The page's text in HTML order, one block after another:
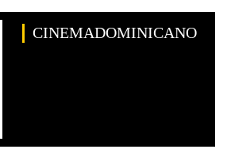
CINEMADOMINICANO